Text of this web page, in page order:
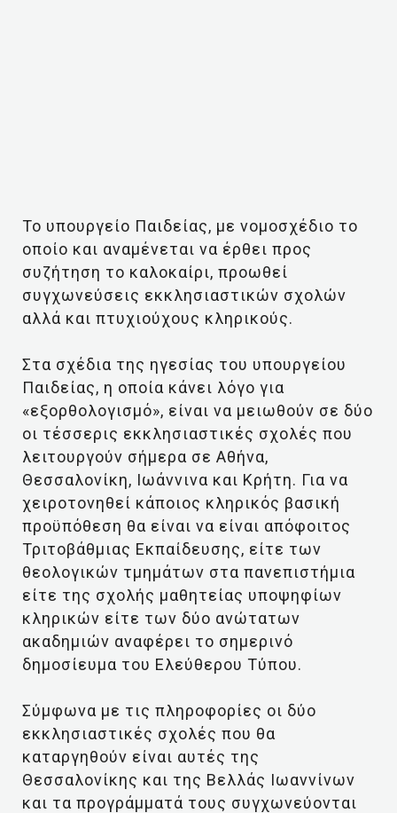
Το υπουργείο Παιδείας, με νομοσχέδιο το
οποίο και αναμένεται να έρθει προς
συζήτηση το καλοκαίρι, προωθεί
συγχωνεύσεις εκκλησιαστικών σχολών
αλλά και πτυχιούχους κληρικούς.
Στα σχέδια της ηγεσίας του υπουργείου
Παιδείας, η οποία κάνει λόγο για
«εξορθολογισμό», είναι να μειωθούν σε δύο
οι τέσσερις εκκλησιαστικές σχολές που
λειτουργούν σήμερα σε Αθήνα,
Θεσσαλονίκη, Ιωάννινα και Κρήτη. Για να
χειροτονηθεί κάποιος κληρικός βασική
προϋπόθεση θα είναι να είναι απόφοιτος
Τριτοβάθμιας Εκπαίδευσης, είτε των
θεολογικών τμημάτων στα πανεπιστήμια
είτε της σχολής μαθητείας υποψηφίων
κληρικών είτε των δύο ανώτατων
ακαδημιών αναφέρει το σημερινό
δημοσίευμα του Ελεύθερου Τύπου.
Σύμφωνα με τις πληροφορίες οι δύο
εκκλησιαστικές σχολές που θα
καταργηθούν είναι αυτές της
Θεσσαλονίκης και της Βελλάς Ιωαννίνων
και τα προγράμματά τους συγχωνεύονται